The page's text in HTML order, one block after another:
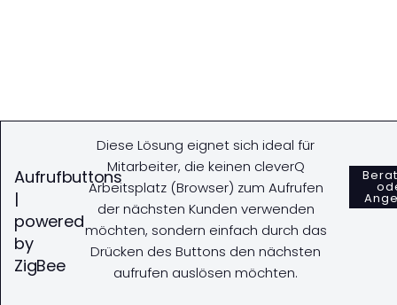
Aufrufbuttons
|
powered
by
ZigBee
Diese Lösung eignet sich ideal für
Mitarbeiter, die keinen cleverQ
Arbeitsplatz (Browser) zum Aufrufen
der nächsten Kunden verwenden
möchten, sondern einfach durch das
Drücken des Buttons den nächsten
aufrufen auslösen möchten.